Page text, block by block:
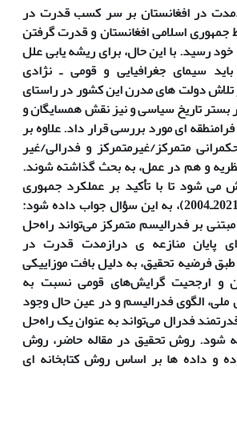
در افغانستان بر سر کسب قدرت در
با سقوط جمهوری اسلامی افغانستان و قدرت گرفتن
خود رسید. با این حال، برای ریشه‏ یابی علل
سیمای جغرافیایی و قومی ـ نژادی
تلاش دولت ‏های مدرن این کشور در راستای
تاریخ سیاسی و نیز نقش همسایگان و
‏ای مورد بررسی قرار داد. علاوه بر
متمرکز/غیرمتمرکز و فدرالی/غیر
و هم در عمل، به بحث گذاشته شوند.
می‏ شود تا با تأکید بر عملکرد جمهوری
بر فدرالیسم متمرکز می‌تواند راه‌حل
پایان منازعه ‏ی درازمدت قدرت در
طبق فرضیه‏ تحقیق،به دلیل بافت موزاییکی
و ارجحیت گرایش‌های قومی نسبت به
الگوی فدرالیسم و در عین حال وجود
فدرال می‌تواند به عنوان یک راه‌حل
شود. روش تحقیق در مقاله‏ حاضر، روش
و داده‏ ها بر اساس روش کتابخانه ‏ای